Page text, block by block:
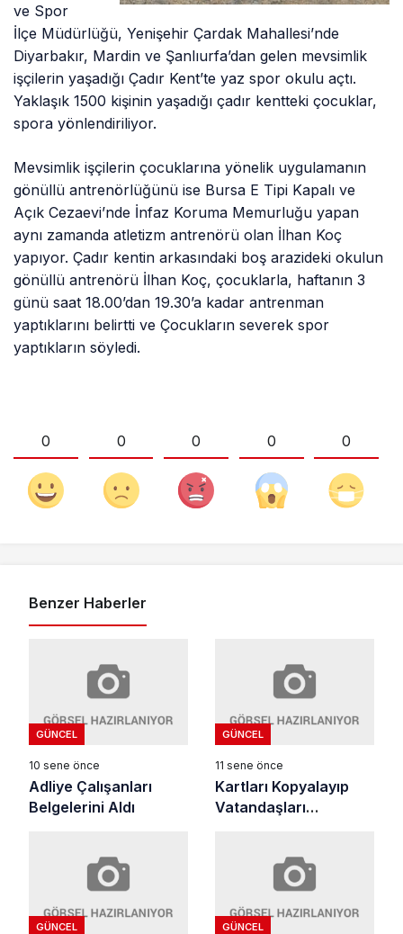
ve Spor
İlçe Müdürlüğü, Yenişehir Çardak Mahallesi’nde
Diyarbakır, Mardin ve Şanlıurfa’dan gelen mevsimlik
işçilerin yaşadığı Çadır Kent’te yaz spor okulu açtı.
Yaklaşık 1500 kişinin yaşadığı çadır kentteki çocuklar,
spora yönlendiriliyor.
Mevsimlik işçilerin çocuklarına yönelik uygulamanın
gönüllü antrenörlüğünü ise Bursa E Tipi Kapalı ve
Açık Cezaevi’nde İnfaz Koruma Memurluğu yapan
aynı zamanda atletizm antrenörü olan İlhan Koç
yapıyor. Çadır kentin arkasındaki boş arazideki okulun
gönüllü antrenörü İlhan Koç, çocuklarla, haftanın 3
günü saat 18.00’dan 19.30’a kadar antrenman
yaptıklarını belirtti ve Çocukların severek spor
yaptıkların söyledi.
0 0 0 0 0
Benzer Haberler
GÜNCEL
10 sene önce
Adliye Çalışanları
Belgelerini Aldı
GÜNCEL
11 sene önce
Kartları Kopyalayıp
Vatandaşları
GÜNCEL GÜNCEL